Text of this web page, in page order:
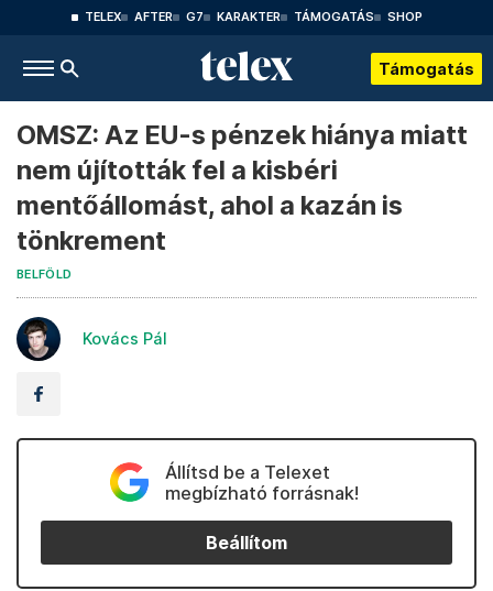
TELEX AFTER G7 KARAKTER TÁMOGATÁS SHOP
Támogatás
OMSZ: Az EU-s pénzek hiánya miatt
nem újították fel a kisbéri
mentőállomást, ahol a kazán is
tönkrement
BELFÖLD
Kovács Pál
Állítsd be a Telexet
megbízható forrásnak!
Beállítom